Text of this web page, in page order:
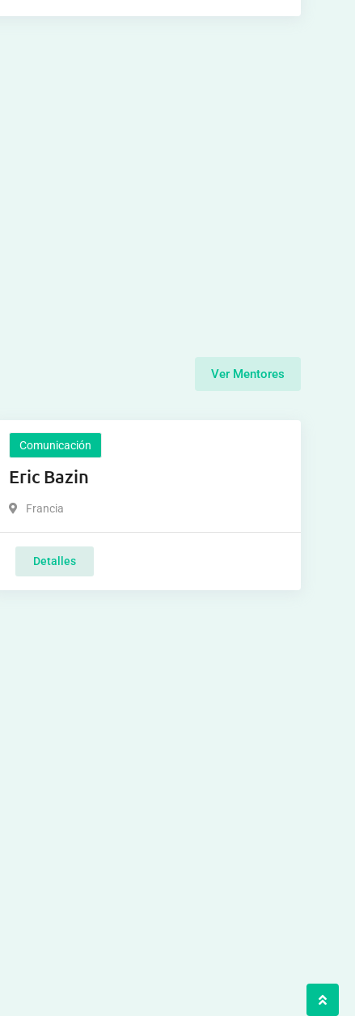
Ver Mentores
Comunicación
Eric Bazin
Francia
Detalles